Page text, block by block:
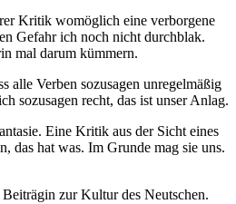
Kritik womöglich eine verborgene
Gefahr ich noch nicht durchblak.
mal darum kümmern.
alle Verben sozusagen unregelmäßig
sozusagen recht, das ist unser Anlag.
Eine Kritik aus der Sicht eines
das hat was. Im Grunde mag sie uns.
zur Kultur des Neutschen.